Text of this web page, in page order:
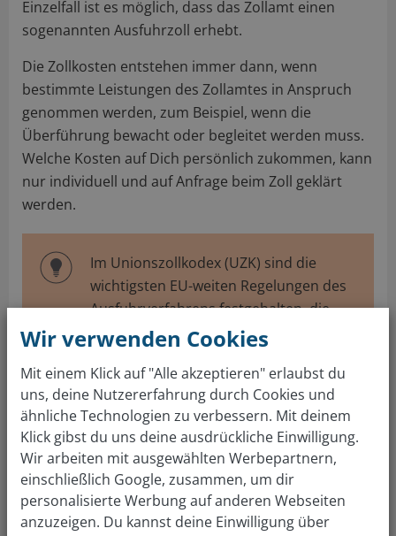
Einzelfall ist es möglich, dass das Zollamt einen
sogenannten Ausfuhrzoll erhebt.
Die Zollkosten entstehen immer dann, wenn
bestimmte Leistungen des Zollamtes in Anspruch
genommen werden, zum Beispiel, wenn die
Überführung bewacht oder begleitet werden muss.
Welche Kosten auf Dich persönlich zukommen, kann
nur individuell und auf Anfrage beim Zoll geklärt
werden.
Im Unionszollkodex (UZK) sind die
wichtigsten EU-weiten Regelungen des
Ausfuhrverfahrens festgehalten, die
seit 2016 auch für Deutschland gelten.
Beantragung der EORI Nummer
Als erstes beantragst du beim Zollamt die
sogenannteEORI Nummer(Economic Operators’
Registration and Identification number - Nummer
zur Registrierung und Identifizierung von
Wirtschaftsbeteiligten).
Wir verwenden Cookies
Mit einem Klick auf "Alle akzeptieren" erlaubst du
uns, deine Nutzererfahrung durch Cookies und
ähnliche Technologien zu verbessern. Mit deinem
Klick gibst du uns deine ausdrückliche Einwilligung.
Wir arbeiten mit ausgewählten Werbepartnern,
einschließlich Google, zusammen, um dir
personalisierte Werbung auf anderen Webseiten
anzuzeigen. Du kannst deine Einwilligung über